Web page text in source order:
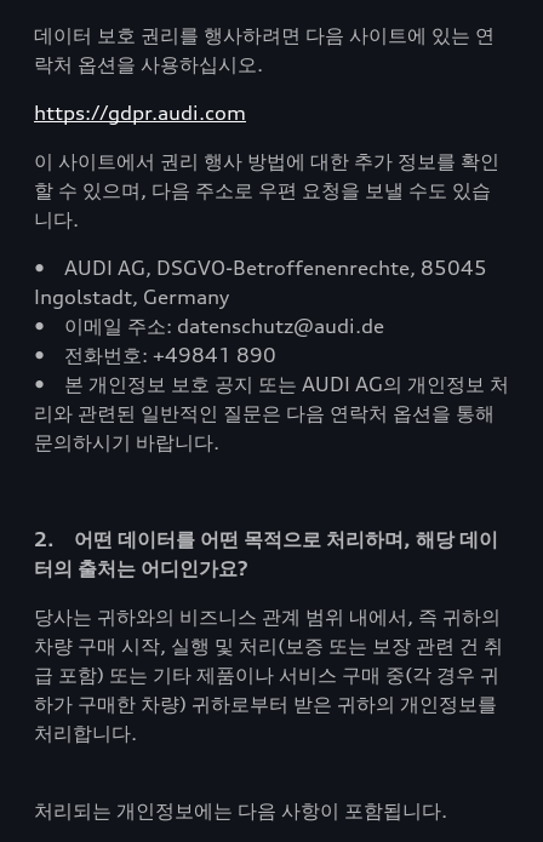
데이터 보호 권리를 행사하려면 다음 사이트에 있는 연
락처 옵션을 사용하십시오.
https://gdpr.audi.com
이 사이트에서 권리 행사 방법에 대한 추가 정보를 확인
할 수 있으며, 다음 주소로 우편 요청을 보낼 수도 있습
니다.
• AUDI AG, DSGVO-Betroffenenrechte, 85045
Ingolstadt, Germany
• 이메일 주소: datenschutz@audi.de
• 전화번호: +49841 890
• 본 개인정보 보호 공지 또는 AUDI AG의 개인정보 처
리와 관련된 일반적인 질문은 다음 연락처 옵션을 통해
문의하시기 바랍니다.
2. 어떤 데이터를 어떤 목적으로 처리하며, 해당 데이
터의 출처는 어디인가요?
당사는 귀하와의 비즈니스 관계 범위 내에서, 즉 귀하의
차량 구매 시작, 실행 및 처리(보증 또는 보장 관련 건 취
급 포함) 또는 기타 제품이나 서비스 구매 중(각 경우 귀
하가 구매한 차량) 귀하로부터 받은 귀하의 개인정보를
처리합니다.
처리되는 개인정보에는 다음 사항이 포함됩니다.